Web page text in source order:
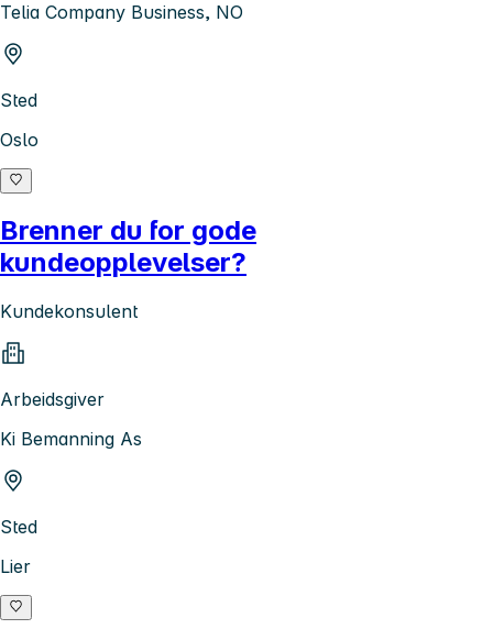
Telia Company Business, NO
Sted
Oslo
Brenner du for gode
kundeopplevelser?
Kundekonsulent
Arbeidsgiver
Ki Bemanning As
Sted
Lier